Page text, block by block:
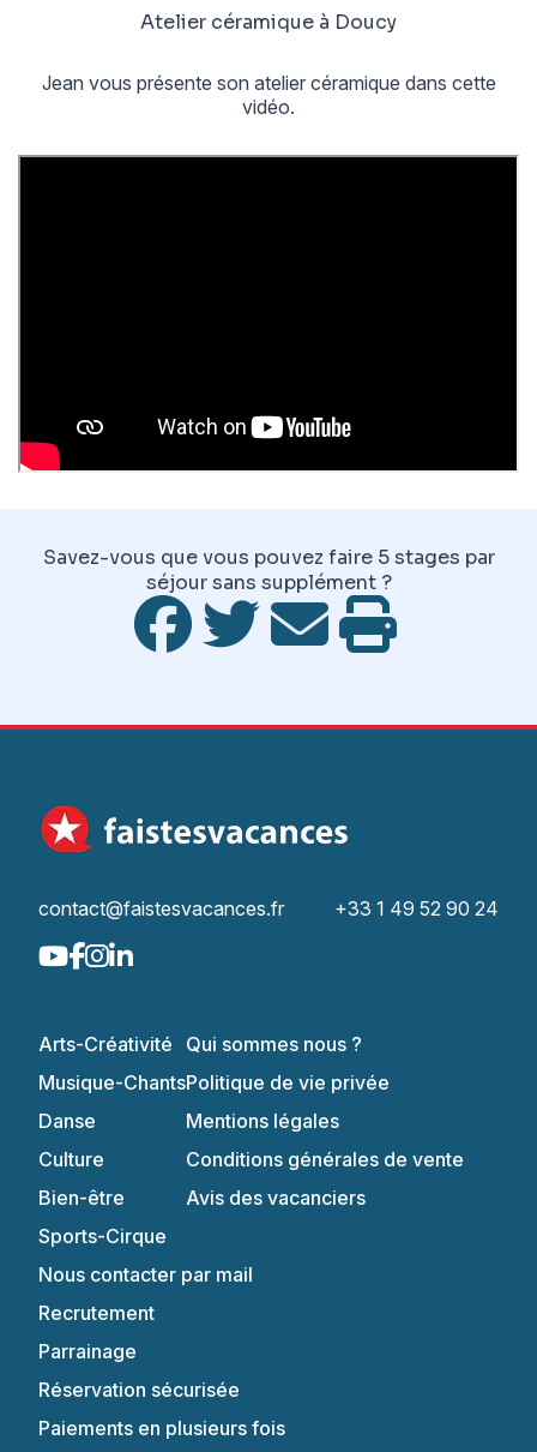
Atelier céramique à Doucy
Jean vous présente son atelier céramique dans cette
vidéo.
Savez-vous que vous pouvez faire 5 stages par
séjour sans supplément ?
contact@faistesvacances.fr +33 1 49 52 90 24
Arts-Créativité
Musique-Chants
Danse
Culture
Bien-être
Sports-Cirque
Qui sommes nous ?
Politique de vie privée
Mentions légales
Conditions générales de vente
Avis des vacanciers
Nous contacter par mail
Recrutement
Parrainage
Réservation sécurisée
Paiements en plusieurs fois